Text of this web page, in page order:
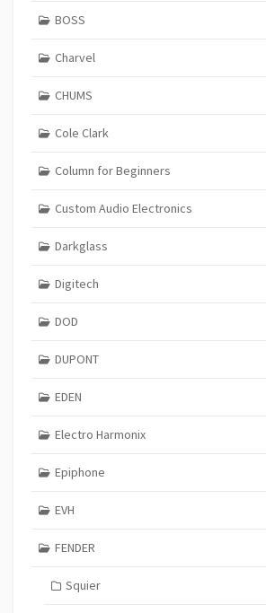
BOSS
Charvel
CHUMS
Cole Clark
Column for Beginners
Custom Audio Electronics
Darkglass
Digitech
DOD
DUPONT
EDEN
Electro Harmonix
Epiphone
EVH
FENDER
Squier